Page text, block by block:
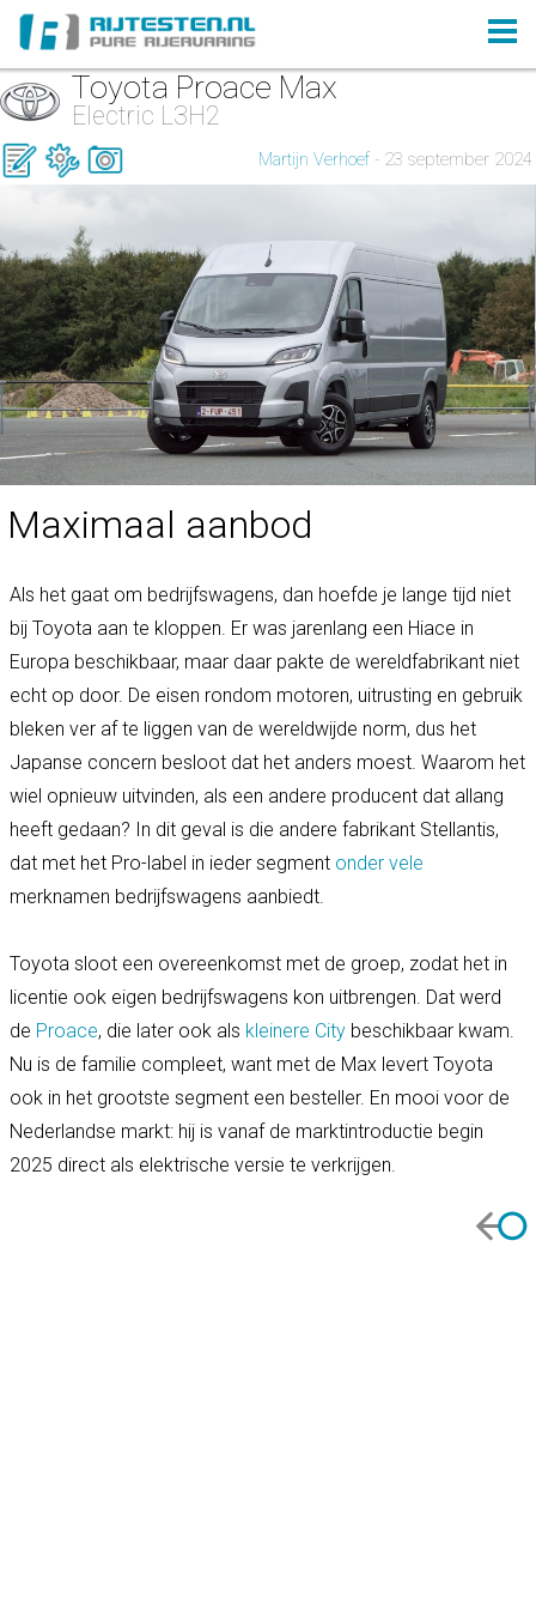
Toyota Proace Max
Electric L3H2
Martijn Verhoef - 23 september 2024
Maximaal aanbod
Als het gaat om bedrijfswagens, dan hoefde je lange tijd niet
bij Toyota aan te kloppen. Er was jarenlang een Hiace in
Europa beschikbaar, maar daar pakte de wereldfabrikant niet
echt op door. De eisen rondom motoren, uitrusting en gebruik
bleken ver af te liggen van de wereldwijde norm, dus het
Japanse concern besloot dat het anders moest. Waarom het
wiel opnieuw uitvinden, als een andere producent dat allang
heeft gedaan? In dit geval is die andere fabrikant Stellantis,
dat met het Pro-label in ieder segment onder vele
merknamen bedrijfswagens aanbiedt.
Toyota sloot een overeenkomst met de groep, zodat het in
licentie ook eigen bedrijfswagens kon uitbrengen. Dat werd
de Proace, die later ook als kleinere City beschikbaar kwam.
Nu is de familie compleet, want met de Max levert Toyota
ook in het grootste segment een besteller. En mooi voor de
Nederlandse markt: hij is vanaf de marktintroductie begin
2025 direct als elektrische versie te verkrijgen.